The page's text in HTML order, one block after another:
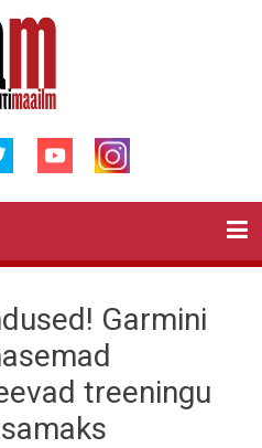
Garmini
treeningu